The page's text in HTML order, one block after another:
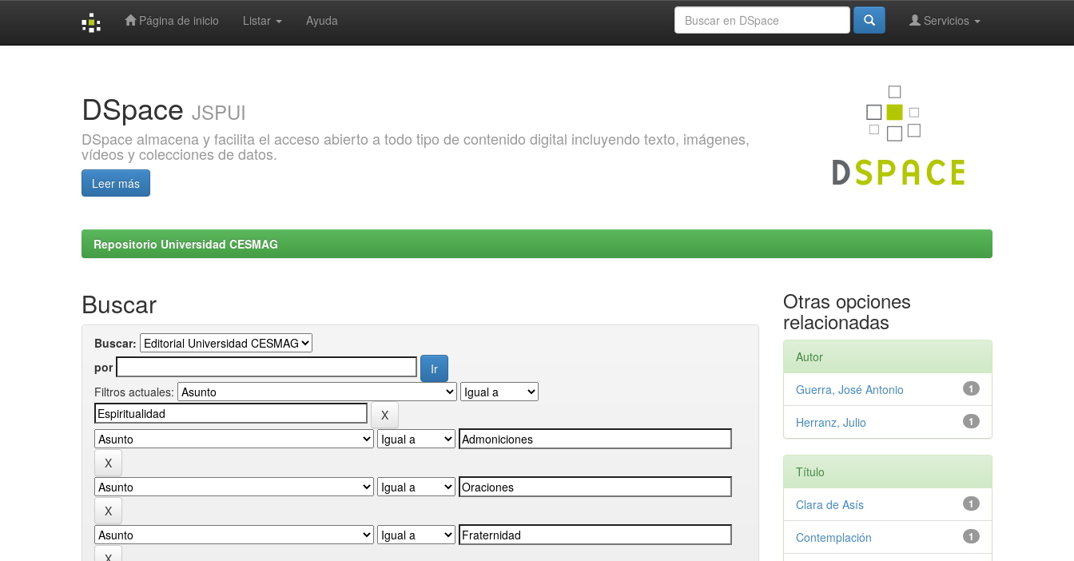
Página de inicio Listar Ayuda Servicios
DSpace JSPUI
DSpace almacena y facilita el acceso abierto a todo tipo de contenido digital incluyendo texto, imágenes,
vídeos y colecciones de datos.
Leer más
Repositorio Universidad CESMAG
Buscar
Buscar:
por
Filtros actuales:
Otras opciones
relacionadas
Autor
1
Guerra, José Antonio
1
Herranz, Julio
Título
1
Clara de Asís
1
Contemplación